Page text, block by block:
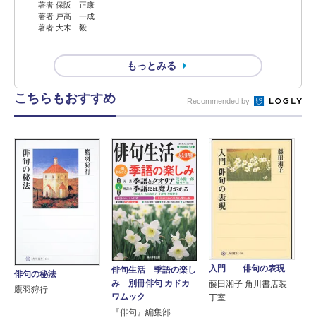
著者 保阪 正康
著者 戸高 一成
著者 大木 毅
もっとみる
こちらもおすすめ Recommended by
俳句の秘法
鷹羽狩行
俳句生活 季語の楽し
み 別冊俳句 カドカ
ワムック
『俳句』編集部
入門 俳句の表現
藤田湘子 角川書店装
丁室